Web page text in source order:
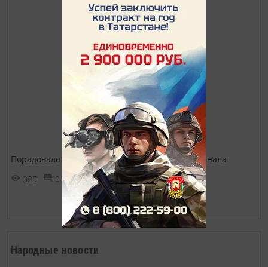
Порадовало наших гостей на презентации журнала
325
0 0
Показать ещё ➜
Народные новости